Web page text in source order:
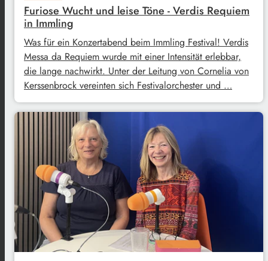
Furiose Wucht und leise Töne - Verdis Requiem
in Immling
Was für ein Konzertabend beim Immling Festival! Verdis
Messa da Requiem wurde mit einer Intensität erlebbar,
die lange nachwirkt. Unter der Leitung von Cornelia von
Kerssenbrock vereinten sich Festivalorchester und …